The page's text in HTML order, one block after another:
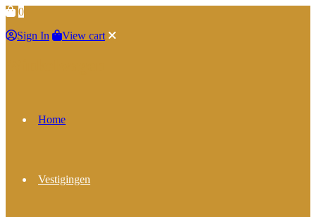
0
Sign In
View cart
Home
Vestigingen